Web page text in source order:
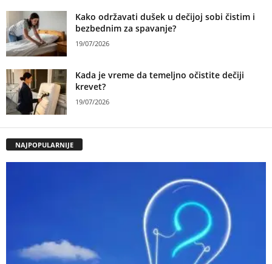
Kako održavati dušek u dečijoj sobi čistim i
bezbednim za spavanje?
19/07/2026
Kada je vreme da temeljno očistite dečiji
krevet?
19/07/2026
NAJPOPULARNIJE